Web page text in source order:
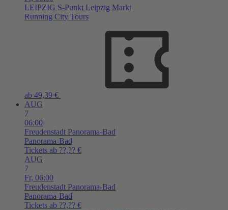
LEIPZIG S-Punkt Leipzig Markt
Running City Tours
ab 49,39 €
AUG
7
06:00
Freudenstadt Panorama-Bad
Panorama-Bad
Tickets ab ??,?? €
AUG
7
Fr, 06:00
Freudenstadt Panorama-Bad
Panorama-Bad
Tickets ab ??,?? €